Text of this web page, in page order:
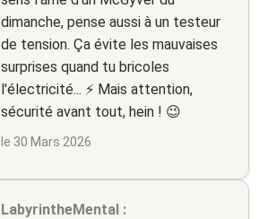
dimanche, pense aussi à un testeur
de tension. Ça évite les mauvaises
surprises quand tu bricoles
l'électricité... ⚡️ Mais attention,
sécurité avant tout, hein ! 😉
le 30 Mars 2026
LabyrintheMental :